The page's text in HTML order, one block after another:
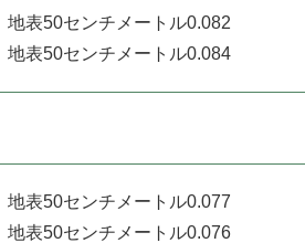
表50センチメートル0.082
表50センチメートル0.084
表50センチメートル0.077
表50センチメートル0.076